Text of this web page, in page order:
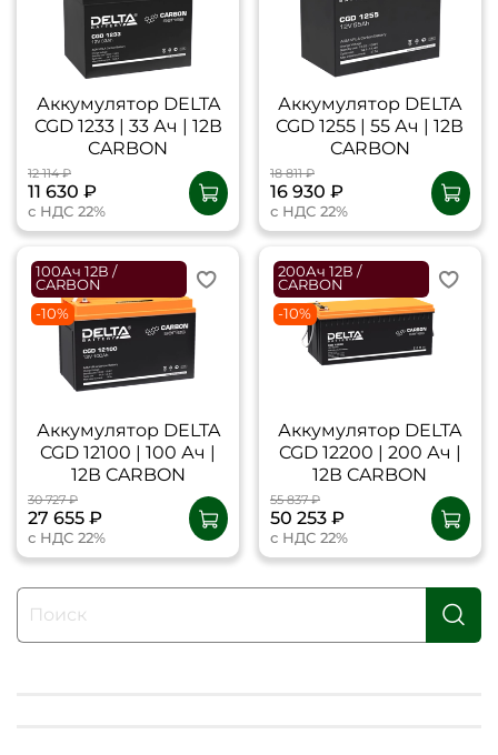
Аккумулятор DELTA
CGD 1233 | 33 Ач | 12В
CARBON
12 114 ₽
11 630 ₽
с НДС 22%
Аккумулятор DELTA
CGD 1255 | 55 Ач | 12В
CARBON
18 811 ₽
16 930 ₽
с НДС 22%
100Ач 12В /
CARBON
-10%
Аккумулятор DELTA
CGD 12100 | 100 Ач |
12В CARBON
30 727 ₽
27 655 ₽
с НДС 22%
200Ач 12В /
CARBON
-10%
Аккумулятор DELTA
CGD 12200 | 200 Ач |
12В CARBON
55 837 ₽
50 253 ₽
с НДС 22%